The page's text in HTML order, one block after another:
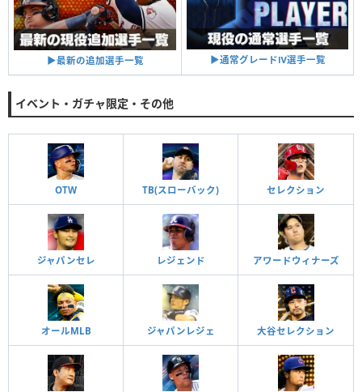
▶︎最新の追加選手一覧 ▶︎通常グレードⅣ選手一覧
イベント・ガチャ限定・その他
OTW TB(スローバック) セレクション
ジャパンセレ レジェンド アワードウィナーズ
オールMLB ジャパンレジェ 大谷セレクション